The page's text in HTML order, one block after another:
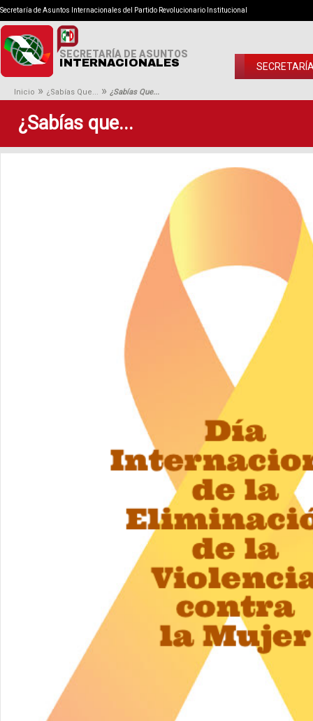
Secretaría de Asuntos Internacionales del Partido Revolucionario Institucional
SECRETARÍA DE ASUNTOS
INTERNACIONALES
Inicio » ¿Sabías Que... » ¿Sabías Que...
¿Sabías que...